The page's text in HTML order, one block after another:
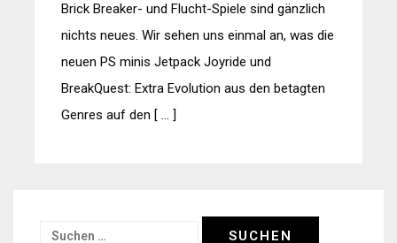
Brick Breaker- und Flucht-Spiele sind gänzlich
nichts neues. Wir sehen uns einmal an, was die
neuen PS minis Jetpack Joyride und
BreakQuest: Extra Evolution aus den betagten
Genres auf den [ … ]
Suchen